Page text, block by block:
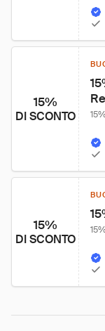
15%
DI SCONTO
15%
DI SCONTO